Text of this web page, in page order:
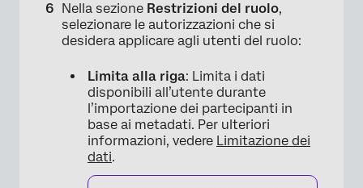
×
Nella sezione Restrizioni del ruolo,
selezionare le autorizzazioni che si
desidera applicare agli utenti del ruolo:
Limita alla riga: Limita i dati
disponibili all’utente durante
l’importazione dei partecipanti in
base ai metadati. Per ulteriori
informazioni, vedere Limitazione dei
dati.